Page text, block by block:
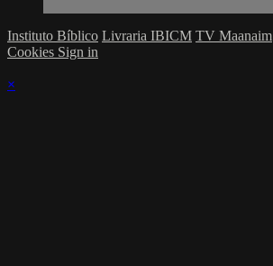
Instituto Bíblico Livraria IBICM TV Maanaim
Cookies Sign in
×